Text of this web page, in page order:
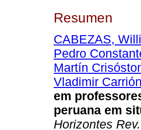
Resumen
CABEZAS,
Pedro
Martín
Vladimir Carrión
em
peruana em
Horizontes